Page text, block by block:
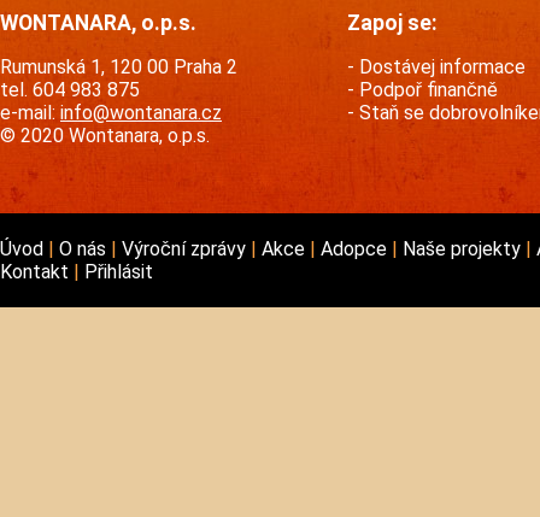
WONTANARA, o.p.s.
Rumunská 1, 120 00 Praha 2
tel. 604 983 875
e-mail: info@wontanara.cz
© 2020 Wontanara, o.p.s.
Zapoj se:
Dostávej informace
Podpoř finančně
Staň se
Úvod O nás Výroční zprávy Akce Adopce Naše projekty
Kontakt
Přihlásit